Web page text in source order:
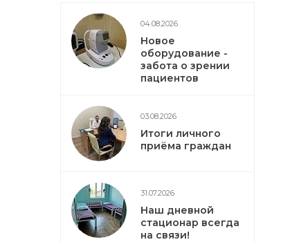
04.08.2026
Новое
оборудование -
забота о зрении
пациентов
03.08.2026
Итоги личного
приёма граждан
31.07.2026
Наш дневной
стационар всегда
на связи!